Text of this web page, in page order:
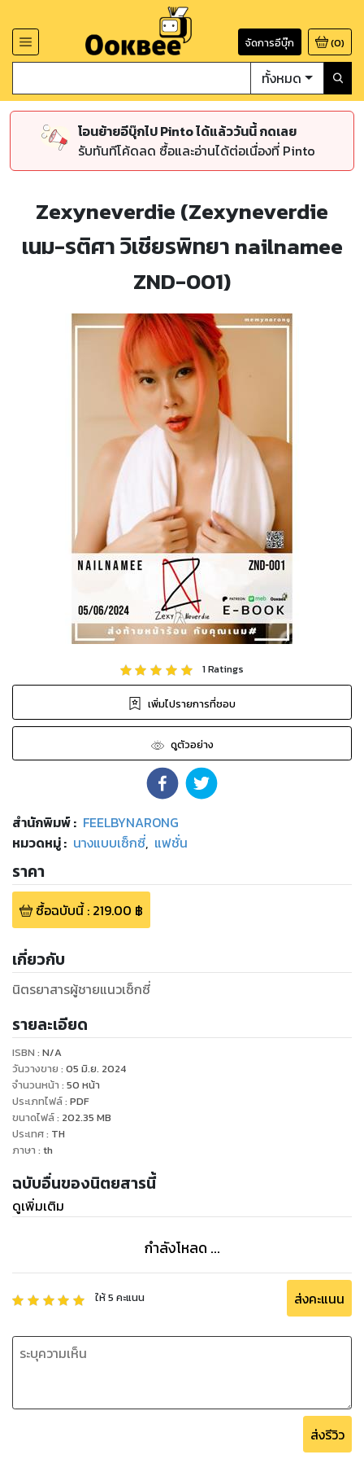
จัดการอีบุ๊ก (0)
ทั้งหมด
โอนย้ายอีบุ๊กไป Pinto ได้แล้ววันนี้ กดเลย
รับทันทีโค้ดลด ซื้อและอ่านได้ต่อเนื่องที่ Pinto
Zexyneverdie (Zexyneverdie
เนม-รติศา วิเชียรพิทยา nailnamee
ZND-001)
1Ratings
เพิ่มไปรายการที่ชอบ
ดูตัวอย่าง
สำนักพิมพ์: FEELBYNARONG
หมวดหมู่: นางแบบเซ็กซี่, แฟชั่น
ราคา
ซื้อฉบับนี้: 219.00 ฿
เกี่ยวกับ
นิตรยาสารผู้ชายแนวเซ็กซี่
รายละเอียด
ISBN : N/A
วันวางขาย : 05 มิ.ย. 2024
จำนวนหน้า : 50 หน้า
ประเภทไฟล์: PDF
ขนาดไฟล์: 202.35 MB
ประเทศ: TH
ภาษา : th
ฉบับอื่นของนิตยสารนี้
ดูเพิ่มเติม
กำลังโหลด ...
ให้5 คะแนน ส่งคะแนน
ส่งรีวิว